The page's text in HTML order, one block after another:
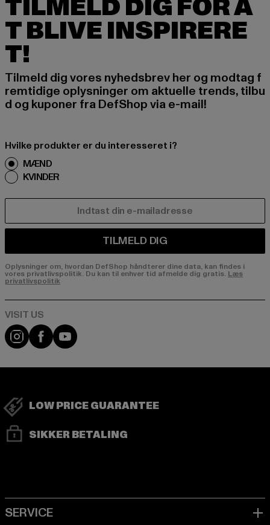
TILMELD DIG FOR A
T BLIVE INSPIRERE
T!
Tilmeld dig vores nyhedsbrev her og modtag f
remtidige oplysninger om aktuelle trends, tilbu
d og kuponer fra DefShop via e-mail!
Hvilke produkter er du interesseret i?
MÆND
KVINDER
TILMELD DIG
Oplysninger om, hvordan DefShop håndterer dine data, kan findes i
vores privatlivspolitik. Du kan til enhver tid afmelde dig gratis. Læs
privatlivspolitik
Visit our Instagram page:
Visit our Facebook page:
Visit our YouTube channel:
LOW PRICE GUARANTEE
SIKKER BETALING